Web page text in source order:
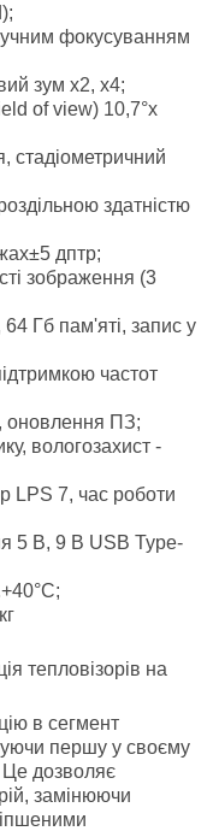
фокусуванням
зум х2, х4;
of view) 10,7°х
стадіометричний
здатністю
дптр;
зображення (3
Гб пам'яті, запис у
частот
оновлення ПЗ;
вологозахист -
LPS 7, час роботи
5 В, 9 В USB Type-
тепловізорів на
в сегмент
першу у своєму
Це дозволяє
замінюючи